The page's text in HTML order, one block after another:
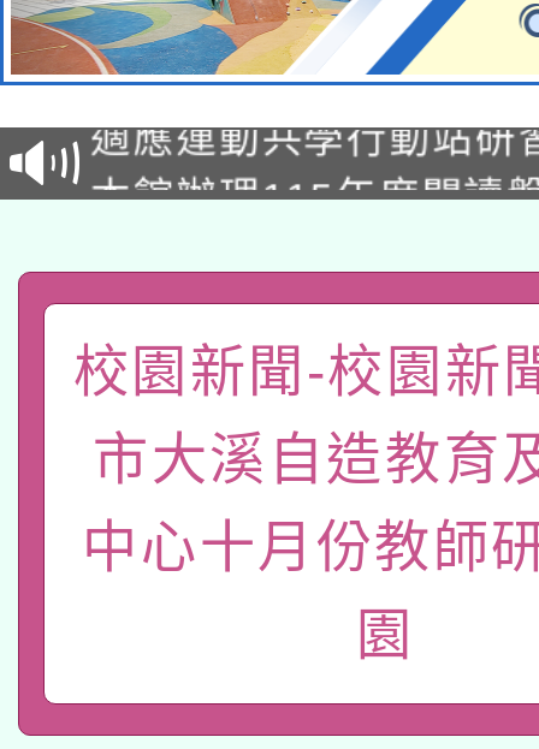
本校115學年度第2次
招甄選結果公告(無人
招)
適應運動共學行動站研
本館辦理115年度閱讀
礎課程
A3數位素養講師名單
「數位內容與教學軟體
pilot」
薪期間赴陸應申請許可
轉知經濟部水利署委託
業技術研究院辦理「
用水績優單位及節水達
115年8月22日(星期六
桃園市孔廟祈福系列
開 智慧啟航」
本校115學年度第2次
招甄選結果公告(無人
適應運動共學行動站研
校園新聞-校園新
市大溪自造教育
中心十月份教師
園